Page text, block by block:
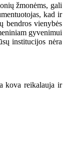
žmonėms, gali
kad ir
bendros vienybės
gyvenimui
institucijos nėra
kova reikalauja ir